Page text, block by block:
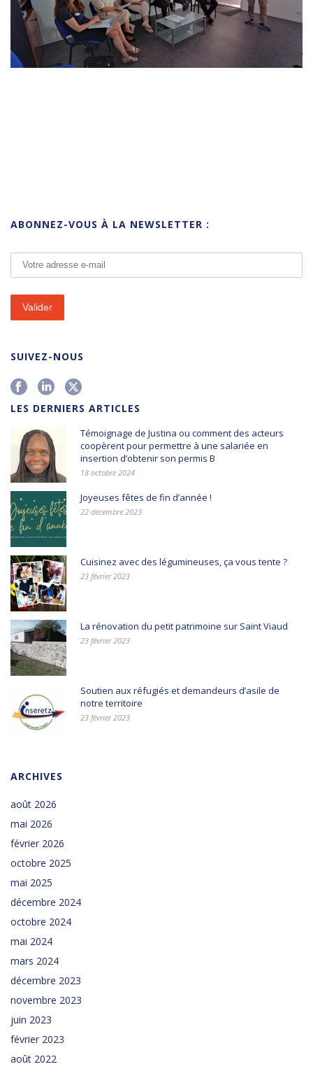
ABONNEZ-VOUS À LA NEWSLETTER :
SUIVEZ-NOUS
LES DERNIERS ARTICLES
Témoignage de Justina ou comment des acteurs
coopèrent pour permettre à une salariée en
insertion d’obtenir son permis B
18 octobre 2024
Joyeuses fêtes de fin d’année !
22 décembre 2023
Cuisinez avec des légumineuses, ça vous tente ?
23 février 2023
La rénovation du petit patrimoine sur Saint Viaud
23 février 2023
Soutien aux réfugiés et demandeurs d’asile de
notre territoire
23 février 2023
ARCHIVES
août 2026
mai 2026
février 2026
octobre 2025
mai 2025
décembre 2024
octobre 2024
mai 2024
mars 2024
décembre 2023
novembre 2023
juin 2023
février 2023
août 2022